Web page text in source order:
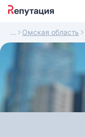
Омская область